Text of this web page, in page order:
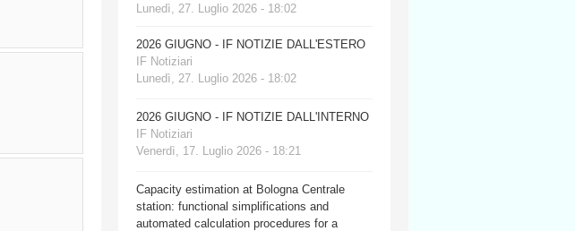
Lunedì, 27. Luglio 2026 - 18:02
2026 GIUGNO - IF NOTIZIE DALL'ESTERO
IF Notiziari
Lunedì, 27. Luglio 2026 - 18:02
2026 GIUGNO - IF NOTIZIE DALL'INTERNO
IF Notiziari
Venerdì, 17. Luglio 2026 - 18:21
Capacity estimation at Bologna Centrale
station: functional simplifications and
automated calculation procedures for a